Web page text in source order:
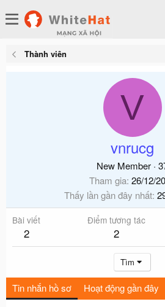
Thành viên
V
vnrucg
New Member ·
Tham gia 26/12/
Thấy lần gần đây nhất
Bài viết
2
Điểm tương tác
2
Tìm
Tin nhắn hồ sơ Hoạt động gần đây